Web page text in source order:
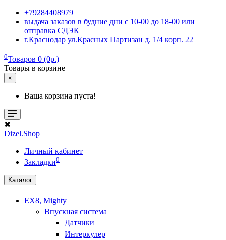
+79284408979
выдача заказов в будние дни с 10-00 до 18-00 или
отправка СДЭК
г.Краснодар ул.Красных Партизан д. 1/4 корп. 22
0Товаров 0 (0р.)
Товары в корзине
×
Ваша корзина пуста!
✖
Dizel.Shop
Личный кабинет
Закладки0
Каталог
EX8, Mighty
Впускная система
Датчики
Интеркулер